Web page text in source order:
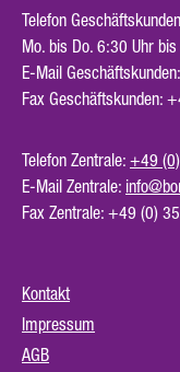
Telefon
Mo. bis Do. 6:30 Uhr
E-Mail Geschäftskunden:
Fax Geschäftskunden:
Telefon Zentrale: +49
E-Mail Zentrale:
Fax Zentrale: +49 (0)
Kontakt
Impressum
AGB